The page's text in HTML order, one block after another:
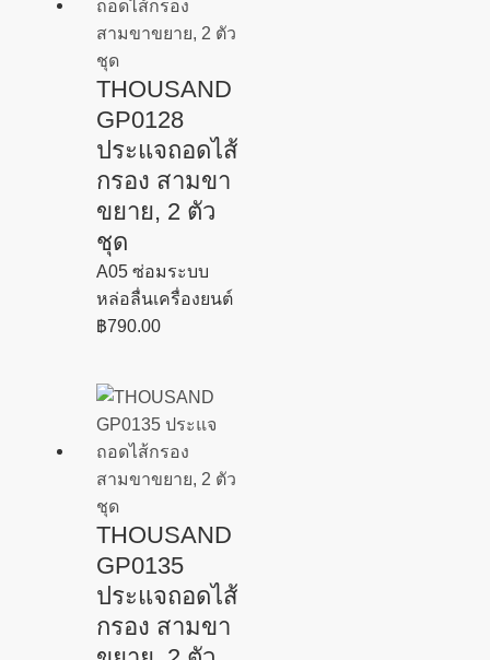
THOUSAND
GP0128
ประแจถอดไส้
กรอง สามขา
ขยาย, 2 ตัว
ชุด
A05 ซ่อมระบบ
หล่อลื่นเครื่องยนต์
฿790.00
THOUSAND
GP0135
ประแจถอดไส้
กรอง สามขา